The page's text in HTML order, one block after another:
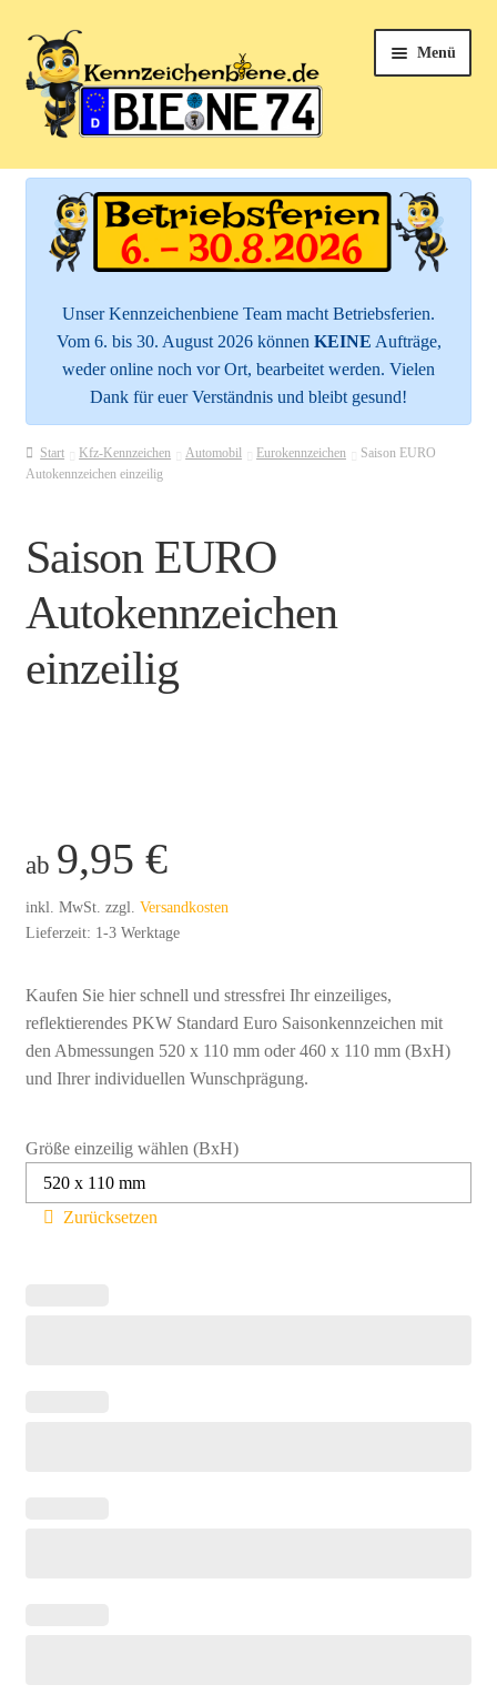
Zur
Navigation
springen
Zum
Inhalt
springen
k
i
c
e
n
b
i
d
e
Menü
Kfz-Kennzeichen
öffnen
Kennzeichenhalter
öffnen
Zubehör
Unser Kennzeichenbiene Team macht Betriebsferien.
Vom 6. bis 30. August 2026 können KEINE Aufträge,
weder online noch vor Ort, bearbeitet werden. Vielen
Dank für euer Verständnis und bleibt gesund!
Start Kfz-Kennzeichen Automobil Eurokennzeichen
Saison EURO
Autokennzeichen einzeilig
Saison EURO
Autokennzeichen
einzeilig
ab 9,95 €
inkl. MwSt. zzgl. Versandkosten
Lieferzeit: 1-3 Werktage
Kaufen Sie hier schnell und stressfrei Ihr einzeiliges,
reflektierendes PKW Standard Euro Saisonkennzeichen mit
den Abmessungen 520 x 110 mm oder 460 x 110 mm (BxH)
und Ihrer individuellen Wunschprägung.
Größe einzeilig wählen (BxH)
Zurücksetzen